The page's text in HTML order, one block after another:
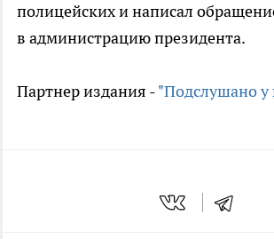
полицейских и написал
в администрацию президента.
Партнер издания -"Подслушано у